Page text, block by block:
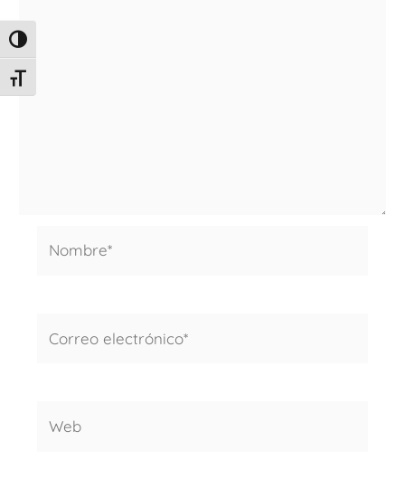
ALTERNAR ALTO CONTRASTE
ALTERNAR TAMAÑO DE LETRA